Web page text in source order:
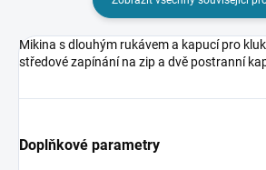
Mikina s dlouhým rukávem a kapucí pro
středové zapínání na zip a dvě postranní
Doplňkové parametry